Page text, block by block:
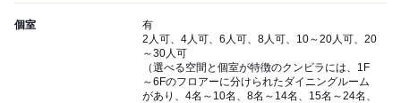
個室
有
2人可、4人可、6人可、8人可、10～20人可、20
～30人可
（選べる空間と個室が特徴のクンビラには、1F
～6Fのフロアーに分けられたダイニングルーム
があり、4名～10名、8名～14名、15名～24名、